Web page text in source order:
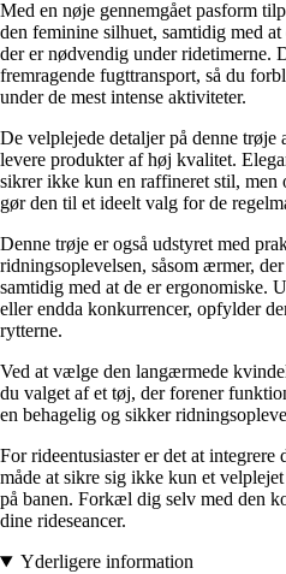
Med en nøje gennemgået pasform
den feminine silhuet, samtidig med
der er nødvendig under ridetimerne.
fremragende fugttransport, så du
under de mest intense aktiviteter.
De velplejede detaljer på denne
levere produkter af høj kvalitet.
sikrer ikke kun en raffineret stil, men
gør den til et ideelt valg for de
Denne trøje er også udstyret med
ridningsoplevelsen, såsom ærmer,
samtidig med at de er ergonomiske.
eller endda konkurrencer, opfylder
rytterne.
Ved at vælge den langærmede
du valget af et tøj, der forener
en behagelig og sikker
For rideentusiaster er det at integrere
måde at sikre sig ikke kun et
på banen. Forkæl dig selv med den
dine rideseancer.
Yderligere information